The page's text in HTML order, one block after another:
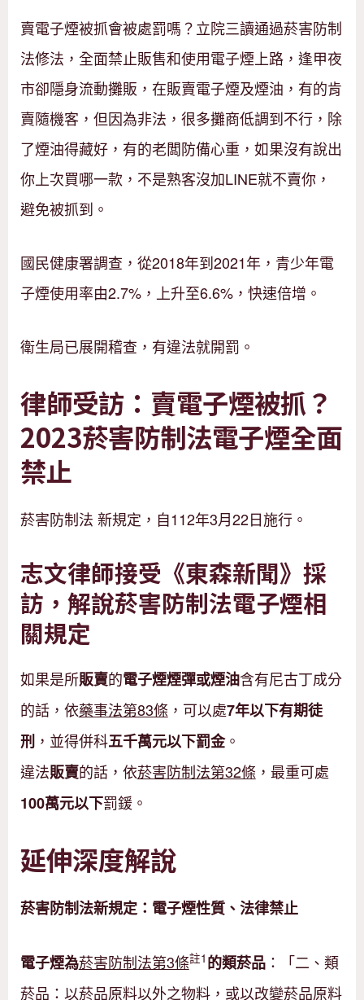
賣電子煙被抓會被處罰嗎？立院三讀通過菸害防制
法修法，全面禁止販售和使用電子煙上路，逢甲夜
市卻隱身流動攤販，在販賣電子煙及煙油，有的肯
賣隨機客，但因為非法，很多攤商低調到不行，除
了煙油得藏好，有的老闆防備心重，如果沒有說出
你上次買哪一款，不是熟客沒加LINE就不賣你，
避免被抓到。
國民健康署調查，從2018年到2021年，青少年電
子煙使用率由2.7%，上升至6.6%，快速倍增。
衛生局已展開稽查，有違法就開罰。
律師受訪：賣電子煙被抓？
2023菸害防制法電子煙全面
禁止
菸害防制法 新規定，自112年3月22日施行。
志文律師接受《東森新聞》採
訪，解說菸害防制法電子煙相
關規定
如果是所販賣的電子煙煙彈或煙油含有尼古丁成分
的話，依藥事法第83條 ，可以處7年以下有期徒
刑，並得併科五千萬元以下罰金。
違法販賣的話，依菸害防制法第32條 ，最重可處
100萬元以下罰鍰。
延伸深度解說
菸害防制法新規定：電子煙性質、法律禁止
電子煙為菸害防制法第3條註1 的類菸品：「二、類
菸品：以菸品原料以外之物料，或以改變菸品原料